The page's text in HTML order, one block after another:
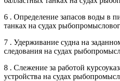
6 . Определение запасов воды в
танках на судах
7 . Удерживание судна на
следования на судах
8 . Слежение за работой
устройства на судах